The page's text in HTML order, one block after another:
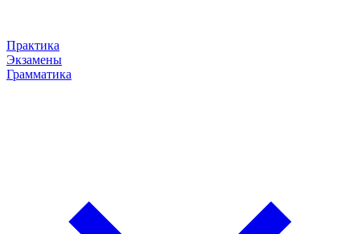
Практика
Экзамены
Грамматика